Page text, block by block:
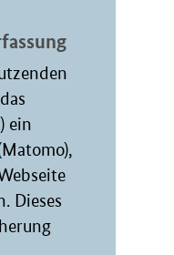
ein
Dieses